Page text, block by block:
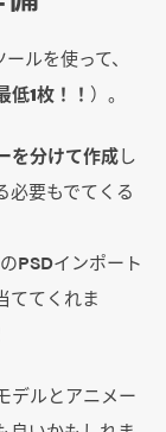
ルを使って、
低1枚！！ ）。
を分けて作成し
必要もでてくる
PSDインポート
ててくれま
デルとアニメー